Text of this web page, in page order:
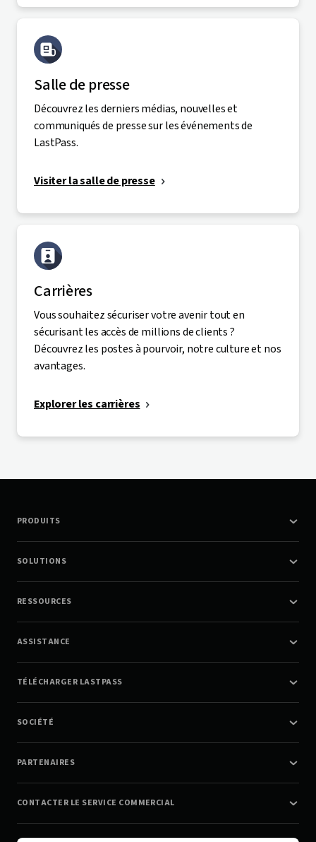
Salle de presse
Découvrez les derniers médias, nouvelles et
communiqués de presse sur les événements de
LastPass.
Visiter la salle de presse
Carrières
Vous souhaitez sécuriser votre avenir tout en
sécurisant les accès de millions de clients ?
Découvrez les postes à pourvoir, notre culture et nos
avantages.
Explorer les carrières
PRODUITS
SOLUTIONS
RESSOURCES
ASSISTANCE
TÉLÉCHARGER LASTPASS
SOCIÉTÉ
PARTENAIRES
CONTACTER LE SERVICE COMMERCIAL